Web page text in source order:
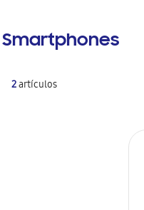
Smartphones
2artículos